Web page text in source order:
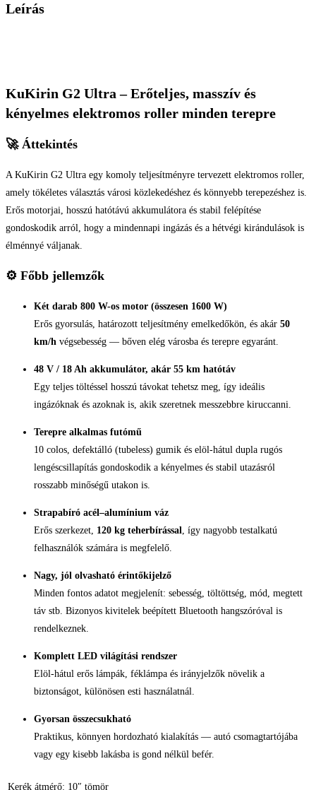
Leírás
KuKirin G2 Ultra – Erőteljes, masszív és
kényelmes elektromos roller minden terepre
🚀 Áttekintés
A KuKirin G2 Ultra egy komoly teljesítményre tervezett elektromos roller,
amely tökéletes választás városi közlekedéshez és könnyebb terepezéshez is.
Erős motorjai, hosszú hatótávú akkumulátora és stabil felépítése
gondoskodik arról, hogy a mindennapi ingázás és a hétvégi kirándulások is
élménnyé váljanak.
⚙️ Főbb jellemzők
Két darab 800 W-os motor (összesen 1600 W)
Erős gyorsulás, határozott teljesítmény emelkedőkön, és akár 50
km/h végsebesség — bőven elég városba és terepre egyaránt.
48 V / 18 Ah akkumulátor, akár 55 km hatótáv
Egy teljes töltéssel hosszú távokat tehetsz meg, így ideális
ingázóknak és azoknak is, akik szeretnek messzebbre kiruccanni.
Terepre alkalmas futómű
10 colos, defektálló (tubeless) gumik és elöl-hátul dupla rugós
lengéscsillapítás gondoskodik a kényelmes és stabil utazásról
rosszabb minőségű utakon is.
Strapabíró acél–alumínium váz
Erős szerkezet, 120 kg teherbírással, így nagyobb testalkatú
felhasználók számára is megfelelő.
Nagy, jól olvasható érintőkijelző
Minden fontos adatot megjelenít: sebesség, töltöttség, mód, megtett
táv stb. Bizonyos kivitelek beépített Bluetooth hangszóróval is
rendelkeznek.
Komplett LED világítási rendszer
Elöl-hátul erős lámpák, féklámpa és irányjelzők növelik a
biztonságot, különösen esti használatnál.
Gyorsan összecsukható
Praktikus, könnyen hordozható kialakítás — autó csomagtartójába
vagy egy kisebb lakásba is gond nélkül befér.
Kerék átmérő: 10″ tömör